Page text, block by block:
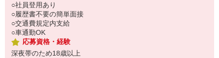
○社員登用あり
○履歴書不要の簡単面接
○交通費規定内支給
○車通勤OK
応募資格・経験
深夜帯のため18歳以上